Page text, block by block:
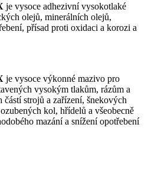
je vysoce adhezivní vysokotlaké
olejů, minerálních olejů,
přísad proti oxidaci a korozi a
je vysoce výkonné mazivo pro
vysokým tlakům, rázům a
strojů a zařízení, šnekových
kol, hřídelů a všeobecně
mazání a snížení opotřebení